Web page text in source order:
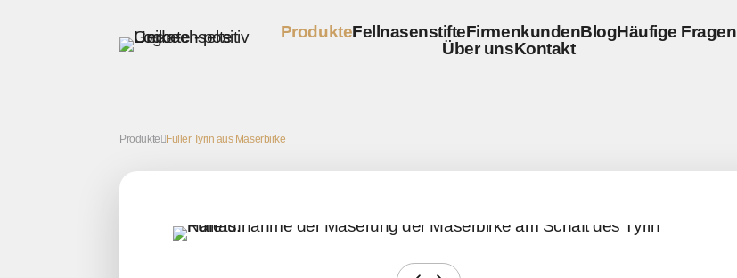
Produkte
Tintenroller
Kugelschreiber
FellnasenstifteFirmenkundenBlogHäufige Fragen
Über unsKontakt
Produkte Füller Tyrin aus Maserbirke